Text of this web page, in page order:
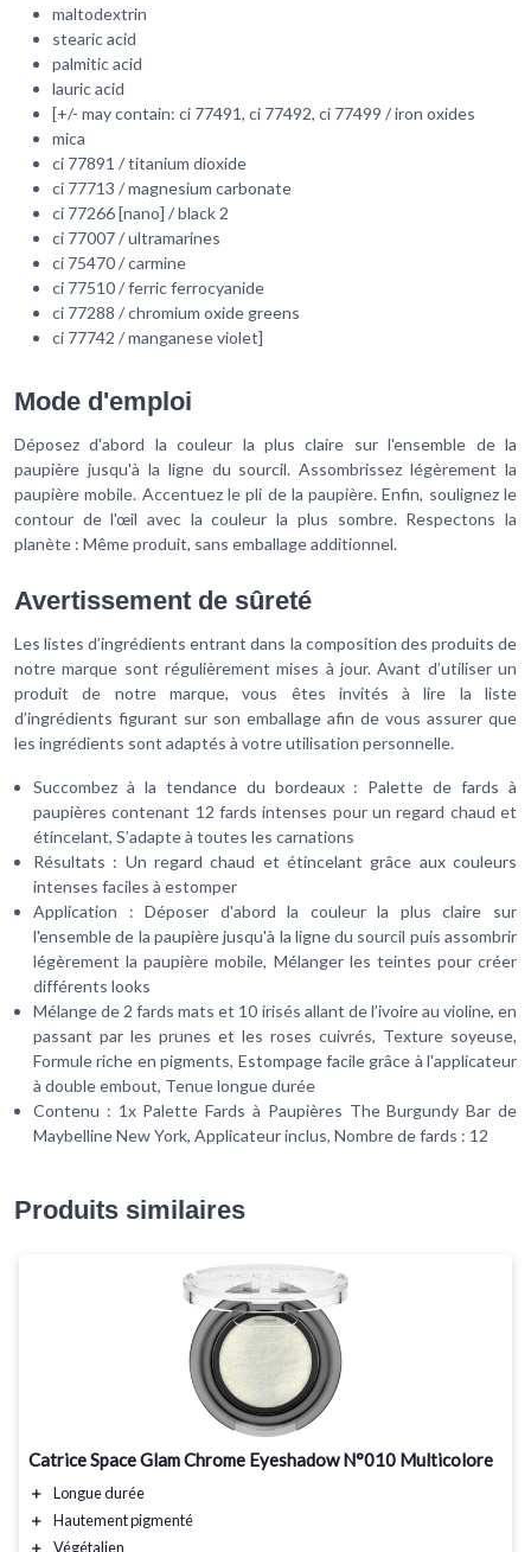
maltodextrin
stearic acid
palmitic acid
lauric acid
[+/- may contain: ci 77491, ci 77492, ci 77499 / iron oxides
mica
ci 77891 / titanium dioxide
ci 77713 / magnesium carbonate
ci 77266 [nano] / black 2
ci 77007 / ultramarines
ci 75470 / carmine
ci 77510 / ferric ferrocyanide
ci 77288 / chromium oxide greens
ci 77742 / manganese violet]
Mode d'emploi
Déposez d'abord la couleur la plus claire sur l'ensemble de la
paupière jusqu'à la ligne du sourcil. Assombrissez légèrement la
paupière mobile. Accentuez le pli de la paupière. Enfin, soulignez le
contour de l'œil avec la couleur la plus sombre. Respectons la
planète : Même produit, sans emballage additionnel.
Avertissement de sûreté
Les listes d’ingrédients entrant dans la composition des produits de
notre marque sont régulièrement mises à jour. Avant d’utiliser un
produit de notre marque, vous êtes invités à lire la liste
d’ingrédients figurant sur son emballage afin de vous assurer que
les ingrédients sont adaptés à votre utilisation personnelle.
Succombez à la tendance du bordeaux : Palette de fards à
paupières contenant 12 fards intenses pour un regard chaud et
étincelant, S’adapte à toutes les carnations
Résultats : Un regard chaud et étincelant grâce aux couleurs
intenses faciles à estomper
Application : Déposer d'abord la couleur la plus claire sur
l'ensemble de la paupière jusqu'à la ligne du sourcil puis assombrir
légèrement la paupière mobile, Mélanger les teintes pour créer
différents looks
Mélange de 2 fards mats et 10 irisés allant de l’ivoire au violine, en
passant par les prunes et les roses cuivrés, Texture soyeuse,
Formule riche en pigments, Estompage facile grâce à l'applicateur
à double embout, Tenue longue durée
Contenu : 1x Palette Fards à Paupières The Burgundy Bar de
Maybelline New York, Applicateur inclus, Nombre de fards : 12
Produits similaires
Catrice Space Glam Chrome Eyeshadow N°010 Multicolore
＋
Longue durée
＋
Hautement pigmenté
＋
Végétalien